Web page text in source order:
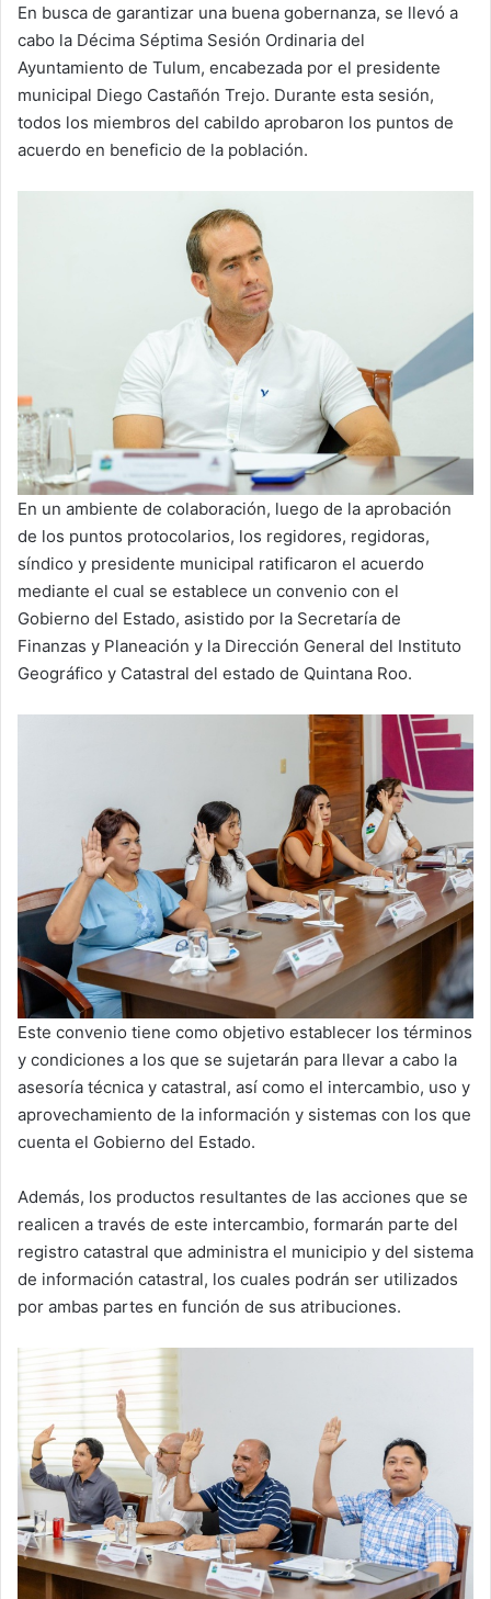
En busca de garantizar una buena gobernanza, se llevó a
cabo la Décima Séptima Sesión Ordinaria del
Ayuntamiento de Tulum, encabezada por el presidente
municipal Diego Castañón Trejo. Durante esta sesión,
todos los miembros del cabildo aprobaron los puntos de
acuerdo en beneficio de la población.
En un ambiente de colaboración, luego de la aprobación
de los puntos protocolarios, los regidores, regidoras,
síndico y presidente municipal ratificaron el acuerdo
mediante el cual se establece un convenio con el
Gobierno del Estado, asistido por la Secretaría de
Finanzas y Planeación y la Dirección General del Instituto
Geográfico y Catastral del estado de Quintana Roo.
Este convenio tiene como objetivo establecer los términos
y condiciones a los que se sujetarán para llevar a cabo la
asesoría técnica y catastral, así como el intercambio, uso y
aprovechamiento de la información y sistemas con los que
cuenta el Gobierno del Estado.
Además, los productos resultantes de las acciones que se
realicen a través de este intercambio, formarán parte del
registro catastral que administra el municipio y del sistema
de información catastral, los cuales podrán ser utilizados
por ambas partes en función de sus atribuciones.